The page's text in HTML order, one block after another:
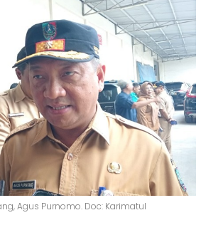
Agus Purnomo. Doc: Karimatul